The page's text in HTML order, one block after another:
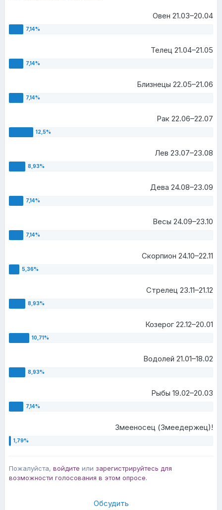
Овен 21.03–20.04
Телец 21.04–21.05
Близнецы 22.05–21.06
Рак 22.06–22.07
Лев 23.07–23.08
Дева 24.08–23.09
Весы 24.09–23.10
Скорпион 24.10–22.11
Стрелец 23.11–21.12
Козерог 22.12–20.01
Водолей 21.01–18.02
Рыбы 19.02–20.03
Змееносец (Змеедержец)!
Пожалуйста, войдите или зарегистрируйтесь для
возможности голосования в этом опросе.
Обсудить